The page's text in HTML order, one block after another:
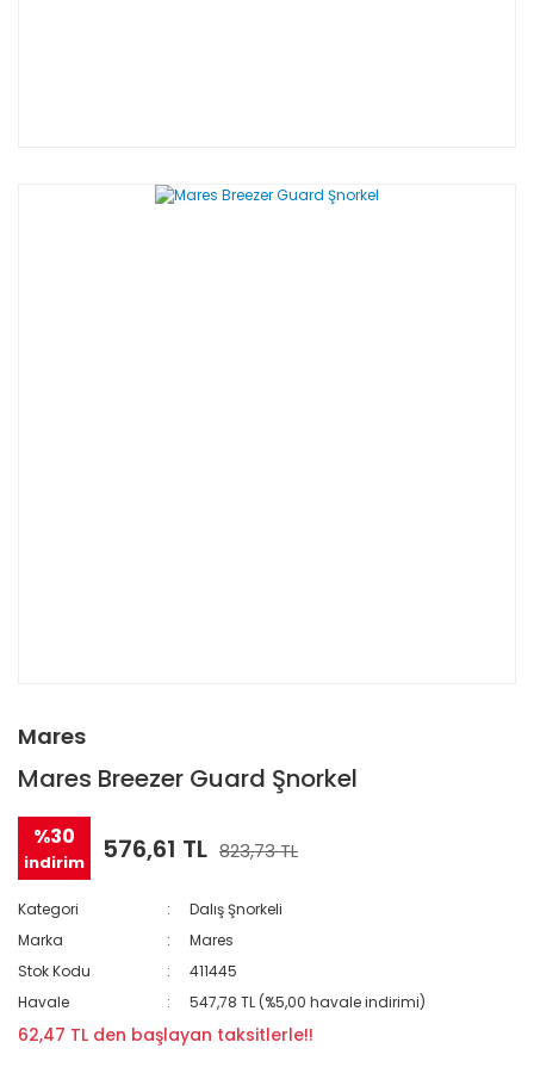
Mares
Mares Breezer Guard Şnorkel
%30
indirim 576,61 TL 823,73 TL
Kategori
Dalış Şnorkeli
Marka
Mares
Stok Kodu
411445
Havale
547,78 TL (%5,00 havale indirimi)
62,47 TL den başlayan taksitlerle!!